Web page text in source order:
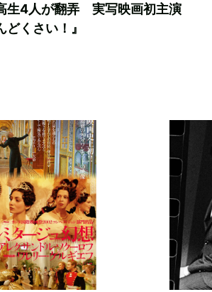
生4人が翻弄 実写映画初主演
どくさい！』